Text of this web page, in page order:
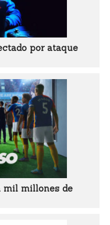
por ataque
mil millones de